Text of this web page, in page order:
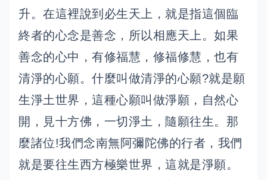
升。在這裡說到必生天上，就是指這個臨
終者的心念是善念，所以相應天上。如果
善念的心中，有修福慧，修福修慧，也有
清淨的心願。什麼叫做清淨的心願?就是願
生淨土世界，這種心願叫做淨願，自然心
開，見十方佛，一切淨土，隨願往生。那
麼諸位!我們念南無阿彌陀佛的行者，我們
就是要往生西方極樂世界，這就是淨願。